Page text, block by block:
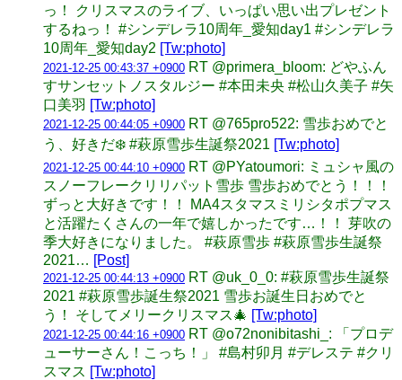
っ！ クリスマスのライブ、いっぱい思い出プレゼント
するねっ！ #シンデレラ10周年_愛知day1 #シンデレラ
10周年_愛知day2 [Tw:photo]
2021-12-25 00:43:37 +0900 RT @primera_bloom: どやふん
すサンセットノスタルジー #本田未央 #松山久美子 #矢
口美羽 [Tw:photo]
2021-12-25 00:44:05 +0900 RT @765pro522: 雪歩おめでと
う、好きだ❄️ #萩原雪歩生誕祭2021 [Tw:photo]
2021-12-25 00:44:10 +0900 RT @PYatoumori: ミュシャ風の
スノーフレークリリパット雪歩 雪歩おめでとう！！！
ずっと大好きです！！ MA4スタマスミリシタポプマス
と活躍たくさんの一年で嬉しかったです…！！ 芽吹の
季大好きになりました。 #萩原雪歩 #萩原雪歩生誕祭
2021… [Post]
2021-12-25 00:44:13 +0900 RT @uk_0_0: #萩原雪歩生誕祭
2021 #萩原雪歩誕生祭2021 雪歩お誕生日おめでと
う！ そしてメリークリスマス🎄 [Tw:photo]
2021-12-25 00:44:16 +0900 RT @o72nonibitashi_: 「プロデ
ューサーさん！こっち！」 #島村卯月 #デレステ #クリ
スマス [Tw:photo]